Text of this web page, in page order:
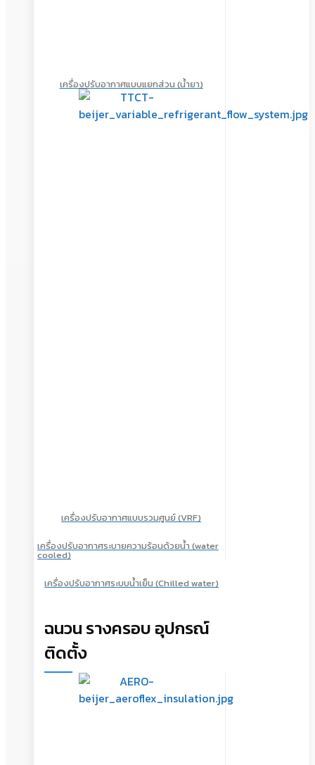
เครื่องปรับอากาศแบบแยกส่วน (น้ำยา)
เครื่องปรับอากาศแบบรวมศูนย์ (VRF)
เครื่องปรับอากาศระบายความร้อนด้วยน้ำ (water
cooled)
เครื่องปรับอากาศระบบน้ำเย็น (Chilled water)
ฉนวน รางครอบ อุปกรณ์
ติดตั้ง